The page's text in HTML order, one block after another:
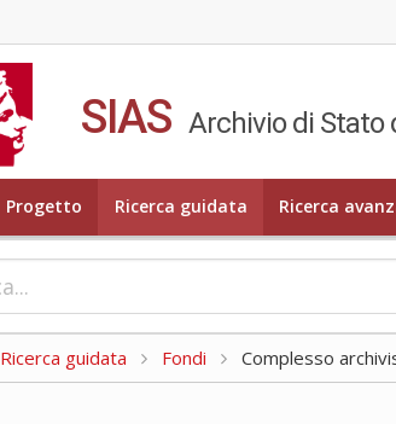
SIAS Archivio di Stato
Progetto Ricerca guidata Ricerca
Ricerca guidata Fondi Complesso